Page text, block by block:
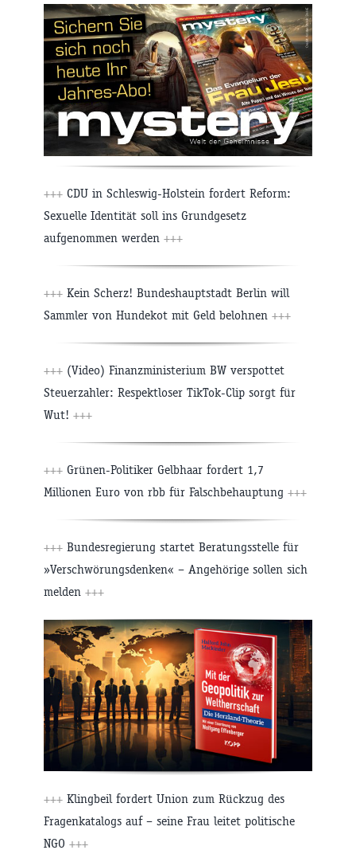
+++ CDU in Schleswig-Holstein fordert Reform:
Sexuelle Identität soll ins Grundgesetz
aufgenommen werden +++
+++ Kein Scherz! Bundeshauptstadt Berlin will
Sammler von Hundekot mit Geld belohnen +++
+++ (Video) Finanzministerium BW verspottet
Steuerzahler: Respektloser TikTok-Clip sorgt für
Wut! +++
+++ Grünen-Politiker Gelbhaar fordert 1,7
Millionen Euro von rbb für Falschbehauptung +++
+++ Bundesregierung startet Beratungsstelle für
»Verschwörungsdenken« – Angehörige sollen sich
melden +++
+++ Klingbeil fordert Union zum Rückzug des
Fragenkatalogs auf – seine Frau leitet politische
NGO +++